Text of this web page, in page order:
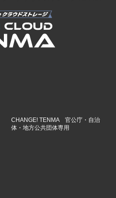
CHANGE! TENMA 官公庁・自治
体・地方公共団体専用